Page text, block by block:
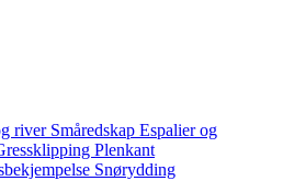
river Småredskap Espalier og
Plenkant
Snørydding